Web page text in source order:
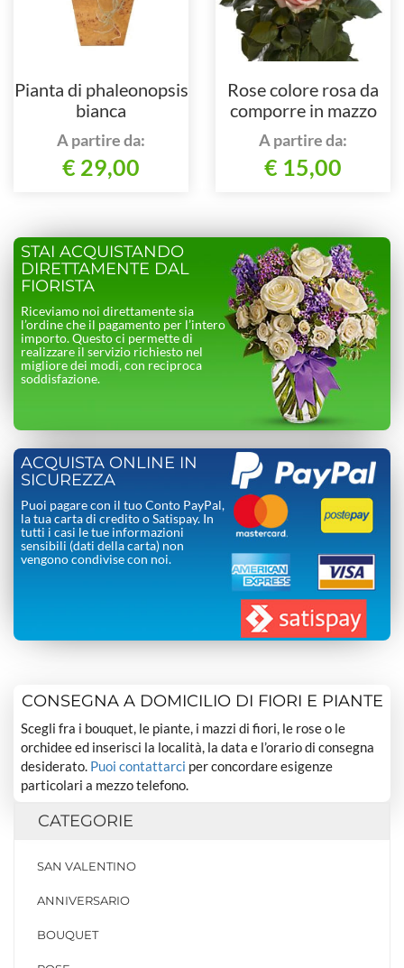
Pianta di phaleonopsis
bianca
A partire da:
€ 29,00
Rose colore rosa da
comporre in mazzo
per numero di steli.
A partire da:
€ 15,00
STAI ACQUISTANDO
DIRETTAMENTE DAL
FIORISTA
Riceviamo noi direttamente sia
l’ordine che il pagamento per l’intero
importo. Questo ci permette di
realizzare il servizio richiesto nel
migliore dei modi, con reciproca
soddisfazione.
ACQUISTA ONLINE IN
SICUREZZA
Puoi pagare con il tuo Conto PayPal,
la tua carta di credito o Satispay. In
tutti i casi le tue informazioni
sensibili (dati della carta) non
vengono condivise con noi.
CONSEGNA A DOMICILIO DI FIORI E PIANTE
Scegli fra i bouquet, le piante, i mazzi di fiori, le rose o le
orchidee ed inserisci la località, la data e l’orario di consegna
desiderato. Puoi contattarci per concordare esigenze
particolari a mezzo telefono.
CATEGORIE
SAN VALENTINO
ANNIVERSARIO
BOUQUET